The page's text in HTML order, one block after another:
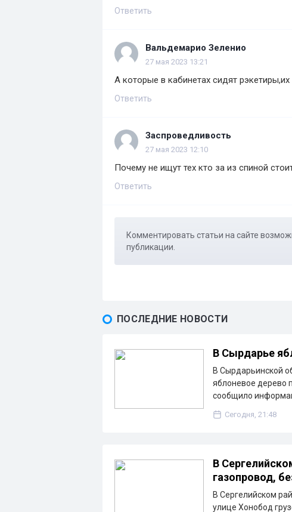
Ответить
Вальдемарио Зеленио
27 мая 2023 13:21
А которые в кабинетах сидят
Ответить
Заспроведливость
27 мая 2023 12:10
Почему не ищут тех кто за из спиной
Ответить
Комментировать статьи на сайте
публикации.
ПОСЛЕДНИЕ НОВОСТИ
В Сырдарье
В Сырдарьинской
яблоневое дерево
сообщило
Сегодня, 21:48
В
газопровод,
В Сергелийском
улице Хонобод